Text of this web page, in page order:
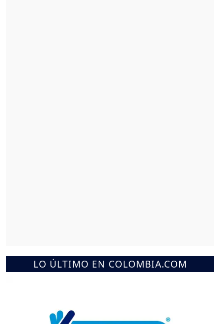
LO ÚLTIMO EN COLOMBIA.COM